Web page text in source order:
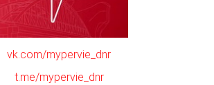
vk.com/mypervie_dnr
t.me/mypervie_dnr